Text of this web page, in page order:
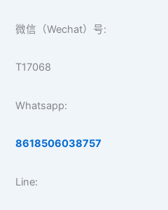
微信（Wechat）号:
T17068
Whatsapp:
8618506038757
Line: